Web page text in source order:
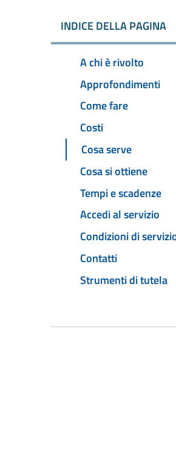
INDICE DELLA PAGINA
A chi è rivolto
Approfondimenti
Come fare
Costi
Cosa serve
Cosa si ottiene
Tempi e scadenze
Accedi al servizio
Condizioni di
Contatti
Strumenti di tutela